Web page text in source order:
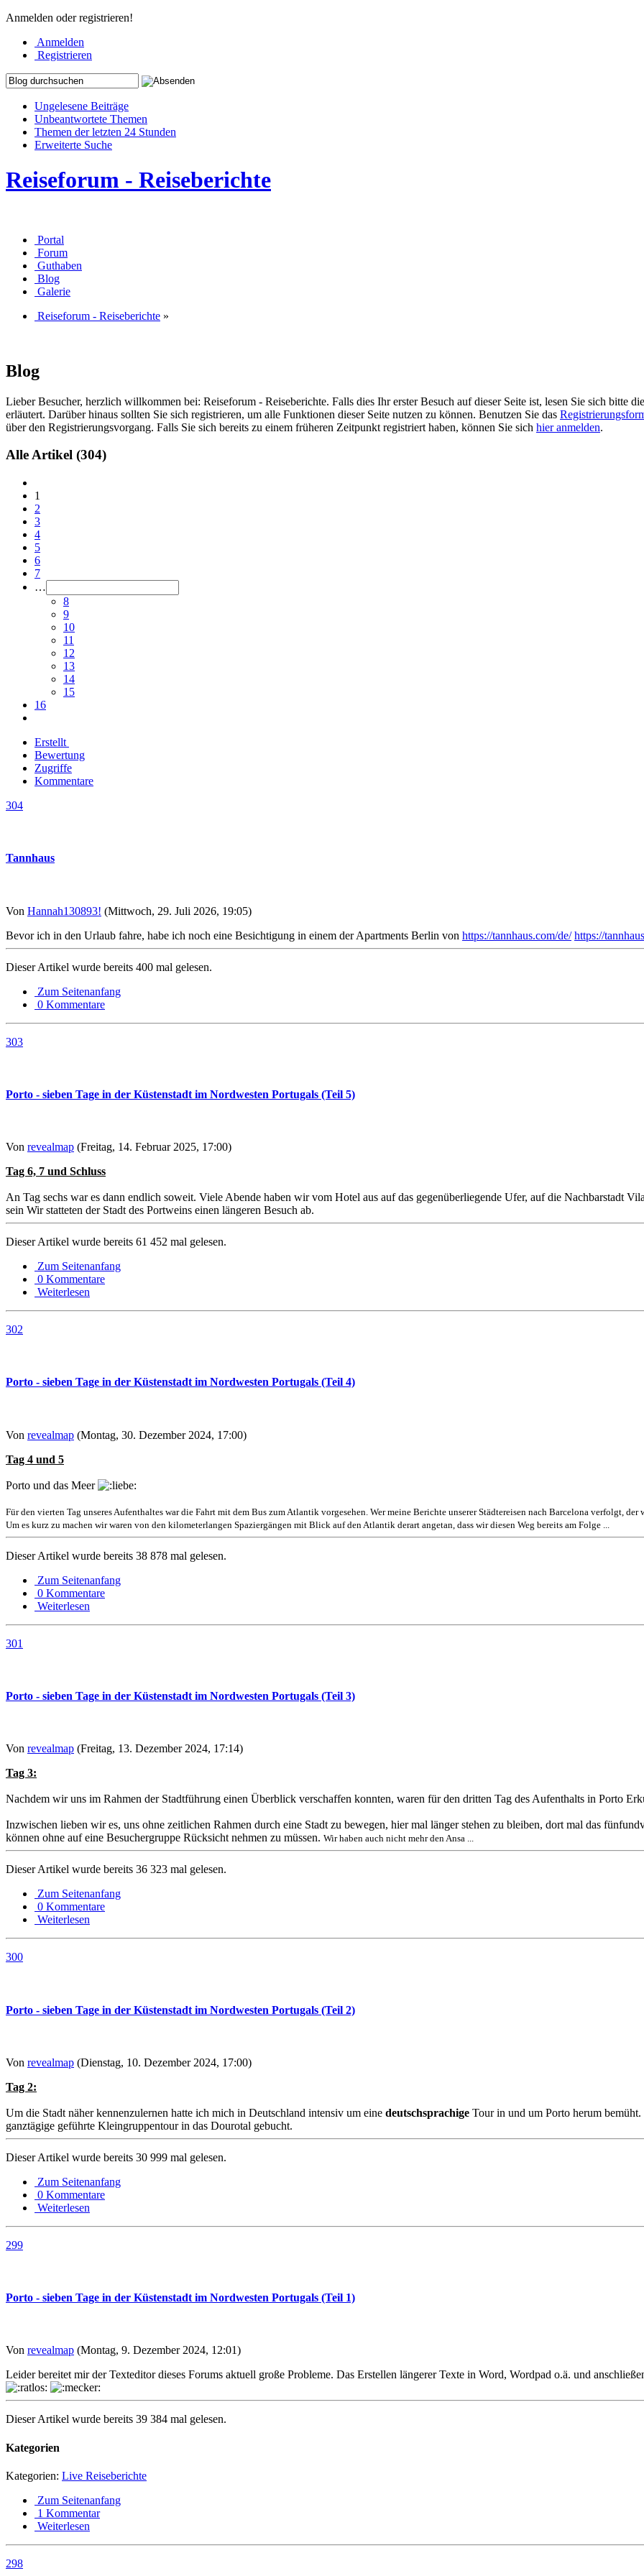
Anmelden oder registrieren!
Anmelden
Registrieren
Ungelesene Beiträge
Unbeantwortete Themen
Themen der letzten 24 Stunden
Erweiterte Suche
Reiseforum - Reiseberichte
Portal
Forum
Guthaben
Blog
Galerie
Reiseforum - Reiseberichte »
Blog
Lieber Besucher, herzlich willkommen bei: Reiseforum - Reiseberichte. Falls dies Ihr erster Besuch auf dieser Seite ist, lesen Sie sich bitte die
erläutert. Darüber hinaus sollten Sie sich registrieren, um alle Funktionen dieser Seite nutzen zu können. Benutzen Sie das
über den Registrierungsvorgang. Falls Sie sich bereits zu einem früheren Zeitpunkt registriert haben, können Sie sich hier anmelden.
Alle Artikel (304)
1
2
3
4
5
6
7
…
8
9
10
11
12
13
14
15
16
Erstellt
Bewertung
Zugriffe
Kommentare
304
Tannhaus
Von Hannah130893! (Mittwoch, 29. Juli 2026, 19:05)
Bevor ich in den Urlaub fahre, habe ich noch eine Besichtigung in einem der Apartments Berlin von https://tannhaus.com/de/ https://
Dieser Artikel wurde bereits 400 mal gelesen.
Zum Seitenanfang
0 Kommentare
303
Porto - sieben Tage in der Küstenstadt im Nordwesten Portugals (Teil 5)
Von revealmap (Freitag, 14. Februar 2025, 17:00)
Tag 6, 7 und Schluss
An Tag sechs war es dann endlich soweit. Viele Abende haben wir vom Hotel aus auf das gegenüberliegende Ufer, auf die Nachbarstadt
sein Wir statteten der Stadt des Portweins einen längeren Besuch ab.
Dieser Artikel wurde bereits 61 452 mal gelesen.
Zum Seitenanfang
0 Kommentare
Weiterlesen
302
Porto - sieben Tage in der Küstenstadt im Nordwesten Portugals (Teil 4)
Von revealmap (Montag, 30. Dezember 2024, 17:00)
Tag 4 und 5
Porto und das Meer
Für den vierten Tag unseres Aufenthaltes war die Fahrt mit dem Bus zum Atlantik vorgesehen. Wer meine Berichte unserer Städtereisen nach Barcelona verfolgt, der
Um es kurz zu machen wir waren von den kilometerlangen Spaziergängen mit Blick auf den Atlantik derart angetan, dass wir diesen Weg bereits am Folge ...
Dieser Artikel wurde bereits 38 878 mal gelesen.
Zum Seitenanfang
0 Kommentare
Weiterlesen
301
Porto - sieben Tage in der Küstenstadt im Nordwesten Portugals (Teil 3)
Von revealmap (Freitag, 13. Dezember 2024, 17:14)
Tag 3:
Nachdem wir uns im Rahmen der Stadtführung einen Überblick verschaffen konnten, waren für den dritten Tag des Aufenthalts in Porto
Inzwischen lieben wir es, uns ohne zeitlichen Rahmen durch eine Stadt zu bewegen, hier mal länger stehen zu bleiben, dort mal das
können ohne auf eine Besuchergruppe Rücksicht nehmen zu müssen. Wir haben auch nicht mehr den Ansa ...
Dieser Artikel wurde bereits 36 323 mal gelesen.
Zum Seitenanfang
0 Kommentare
Weiterlesen
300
Porto - sieben Tage in der Küstenstadt im Nordwesten Portugals (Teil 2)
Von revealmap (Dienstag, 10. Dezember 2024, 17:00)
Tag 2:
Um die Stadt näher kennenzulernen hatte ich mich in Deutschland intensiv um eine deutschsprachige Tour in und um Porto herum
ganztägige geführte Kleingruppentour in das Dourotal gebucht.
Dieser Artikel wurde bereits 30 999 mal gelesen.
Zum Seitenanfang
0 Kommentare
Weiterlesen
299
Porto - sieben Tage in der Küstenstadt im Nordwesten Portugals (Teil 1)
Von revealmap (Montag, 9. Dezember 2024, 12:01)
Leider bereitet mir der Texteditor dieses Forums aktuell große Probleme. Das Erstellen längerer Texte in Word, Wordpad o.ä. und
Dieser Artikel wurde bereits 39 384 mal gelesen.
Kategorien
Kategorien: Live Reiseberichte
Zum Seitenanfang
1 Kommentar
Weiterlesen
298